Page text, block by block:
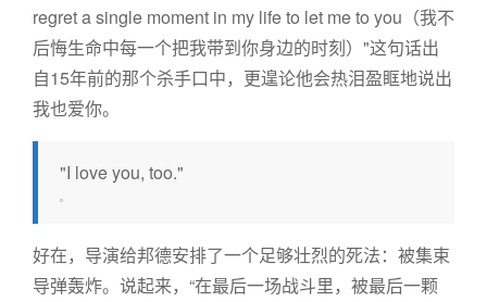
regret a single moment in my life to let me to you（我不
后悔生命中每一个把我带到你身边的时刻）"这句话出
自15年前的那个杀手口中，更遑论他会热泪盈眶地说出
我也爱你。
"I love you, too."
好在，导演给邦德安排了一个足够壮烈的死法：被集束
导弹轰炸。说起来，“在最后一场战斗里，被最后一颗